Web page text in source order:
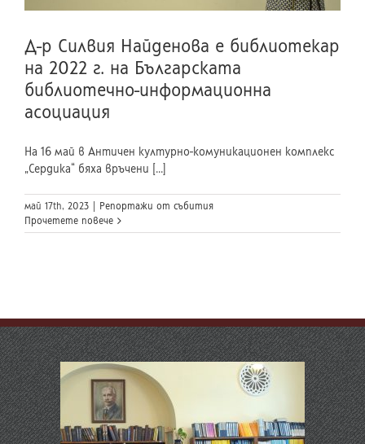
Д-р Силвия Найденова е библиотекар
на 2022 г. на Българската
библиотечно-информационна
асоциация
На 16 май в Античен културно-комуникационен комплекс
„Сердика“ бяха връчени [...]
май 17th, 2023
Репортажи от събития
Прочетете повече